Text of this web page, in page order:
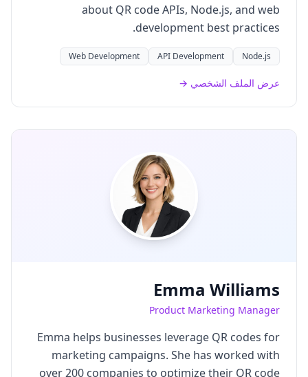
about QR code APIs, Node.js, and web
development best practices.
Node.js
API Development
Web Development
عرض الملف الشخصي →
Emma Williams
Product Marketing Manager
Emma helps businesses leverage QR codes for
marketing campaigns. She has worked with
over 200 companies to optimize their QR code